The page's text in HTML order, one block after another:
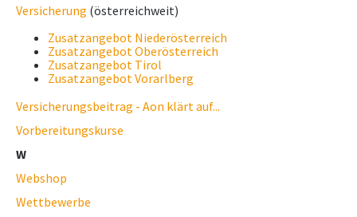
Versicherung (österreichweit)
Zusatzangebot Niederösterreich
Zusatzangebot Oberösterreich
Zusatzangebot Tirol
Zusatzangebot Vorarlberg
Versicherungsbeitrag - Aon klärt auf...
Vorbereitungskurse
W
Webshop
Wettbewerbe